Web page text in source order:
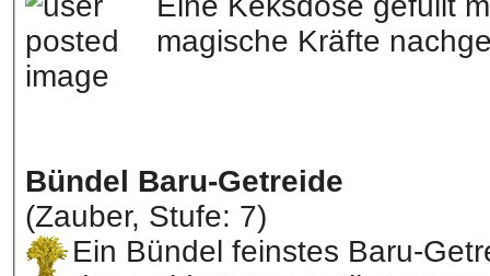
magische Kräfte
Bündel Baru-Getreide
(Zauber, Stufe: 7)
Ein Bündel feinstes Baru-